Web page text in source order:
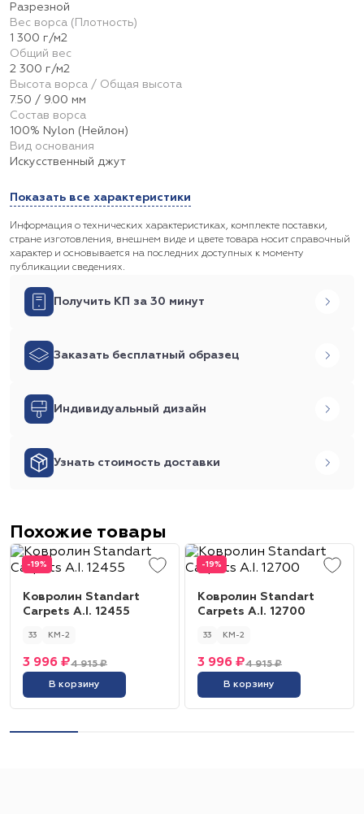
Разрезной
Вес ворса (Плотность)
1 300 г/м2
Общий вес
2 300 г/м2
Высота ворса / Общая высота
7.50 / 9.00 мм
Состав ворса
100% Nylon (Нейлон)
Вид основания
Искусственный джут
Показать все характеристики
Информация о технических характеристиках, комплекте поставки,
стране изготовления, внешнем виде и цвете товара носит справочный
характер и основывается на последних доступных к моменту
публикации сведениях.
Получить КП за 30 минут
Заказать бесплатный образец
Индивидуальный дизайн
Узнать стоимость доставки
Похожие товары
-19%
Ковролин Standart
Carpets A.I. 12455
33 КМ-2
4 915 ₽
3 996 ₽
В корзину
-19%
Ковролин Standart
Carpets A.I. 12700
33 КМ-2
4 915 ₽
3 996 ₽
В корзину